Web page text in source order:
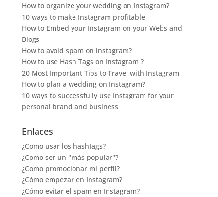
How to organize your wedding on Instagram?
10 ways to make Instagram profitable
How to Embed your Instagram on your Webs and
Blogs
How to avoid spam on instagram?
How to use Hash Tags on Instagram ?
20 Most Important Tips to Travel with Instagram
How to plan a wedding on Instagram?
10 ways to successfully use Instagram for your
personal brand and business
Enlaces
¿Como usar los hashtags?
¿Como ser un "más popular"?
¿Como promocionar mi perfil?
¿Cómo empezar en Instagram?
¿Cómo evitar el spam en Instagram?